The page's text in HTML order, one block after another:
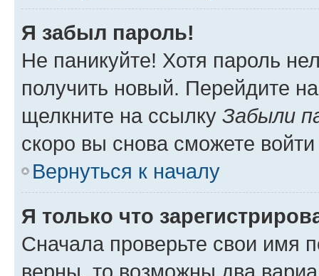
Я забыл пароль!
Не паникуйте! Хотя пароль
получить новый. Перейдите
щелкните на ссылку Забыли
скоро вы снова сможете
Вернуться к началу
Я только что
Сначала проверьте свои имя
верны, то возможны два